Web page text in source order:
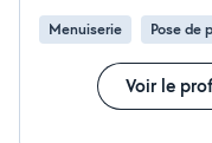
peut être prit en
Menuiserie Pose de
Voir le